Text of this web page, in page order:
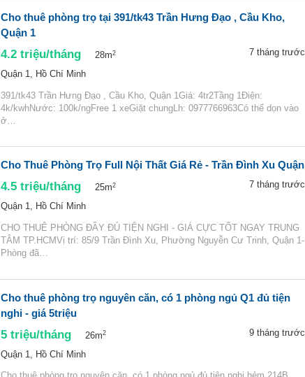
Cho thuê phòng trọ tại 391/tk43 Trần Hưng Đạo , Cầu Kho,
Quận 1
4.2 triệu/tháng 28m2 7 tháng trước
Quận 1, Hồ Chí Minh
391/tk43 Trần Hưng Đạo , Cầu Kho, Quận 1Giá: 4tr2Tầng 1Điện:
4k/kwhNước: 100k/ngFree 1 xeGiặt chungLh: 0977766963Có thể dọn vào
ở…
Cho Thuê Phòng Trọ Full Nội Thất Giá Rẻ - Trần Đình Xu Quận
4.5 triệu/tháng 25m2 7 tháng trước
Quận 1, Hồ Chí Minh
CHO THUÊ PHÒNG ĐẦY ĐỦ TIỆN NGHI - GIÁ CỰC TỐT NGAY TRUNG
TÂM TP.HCMVị trí: 85/9 Trần Đình Xu, Phường Nguyễn Cư Trinh, Quận 1-
Phòng đã…
Cho thuê phòng trọ nguyên căn, có 1 phòng ngủ Q1 đủ tiện
nghi - giá 5triệu
5 triệu/tháng 26m2 9 tháng trước
Quận 1, Hồ Chí Minh